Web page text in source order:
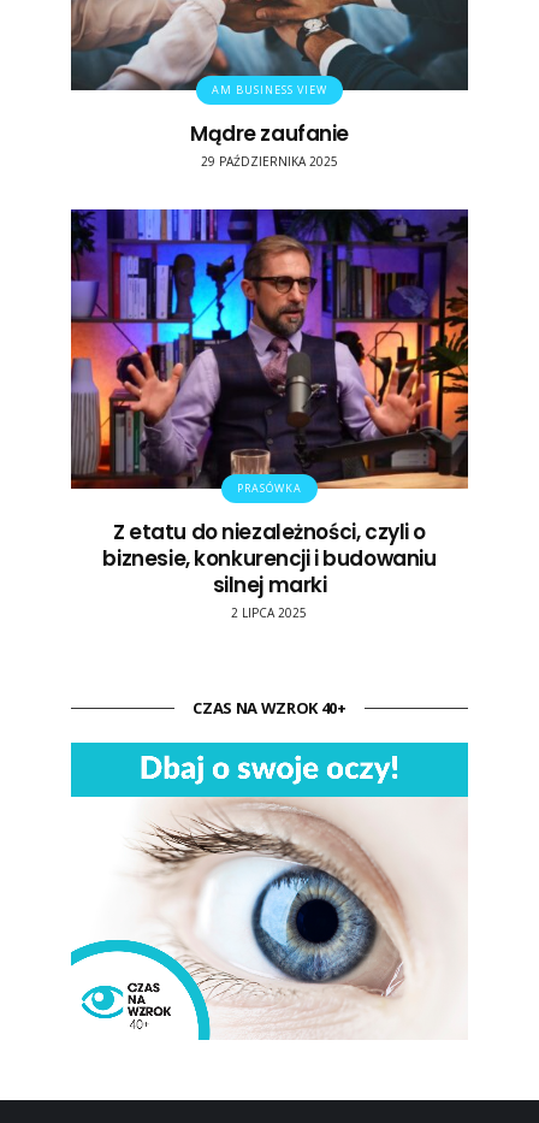
AM BUSINESS VIEW
Mądre zaufanie
29 PAŹDZIERNIKA 2025
PRASÓWKA
Z etatu do niezależności, czyli o
biznesie, konkurencji i budowaniu
silnej marki
2 LIPCA 2025
CZAS NA WZROK 40+